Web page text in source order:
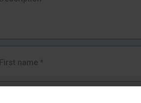
First name *